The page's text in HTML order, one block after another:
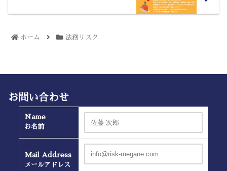
ホーム 法務リスク
お問い合わせ
Name
お名前
Mail Address
メールアドレス